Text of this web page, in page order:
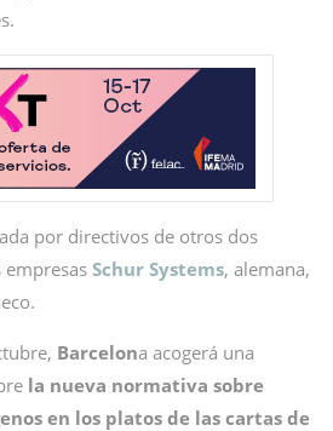
por directivos de otros dos
empresas Schur Systems, alemana,
Barcelona acogerá una
la nueva normativa sobre
en los platos de las cartas de